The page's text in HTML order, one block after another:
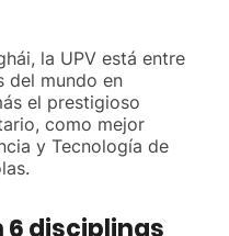
la UPV está entre
del mundo en
el prestigioso
como mejor
y Tecnología de
6 disciplinas